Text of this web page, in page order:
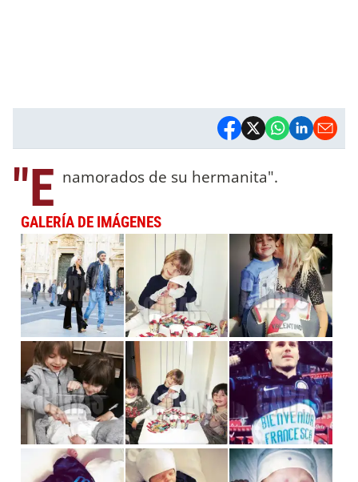
"E namorados de su hermanita".
GALERÍA DE IMÁGENES